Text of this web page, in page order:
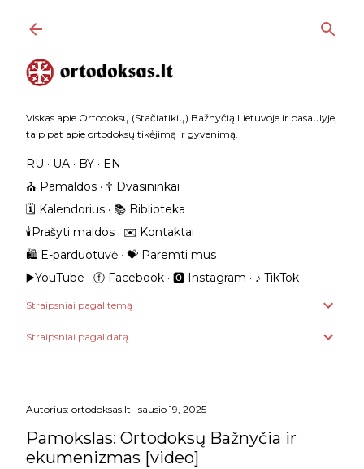
Praleisti ir pereiti prie pagrindinio turinio
Viskas apie Ortodoksų (Stačiatikių) Bažnyčią Lietuvoje ir pasaulyje,
taip pat apie ortodoksų tikėjimą ir gyvenimą.
RU UA BY
EN
⛪️ Pamaldos
☦️ Dvasininkai
🗓️ Kalendorius
📚 Biblioteka
🕯️Prašyti maldos
✉️ Kontaktai
🛍️ E-parduotuvė
💝 Paremti mus
▶️YouTube
ⓕ Facebook 🅾 Instagram ‎♪ TikTok
Straipsniai pagal temą
Straipsniai pagal datą
Autorius: ortodoksas.lt sausio 19, 2025
Pamokslas: Ortodoksų Bažnyčia ir
ekumenizmas [video]